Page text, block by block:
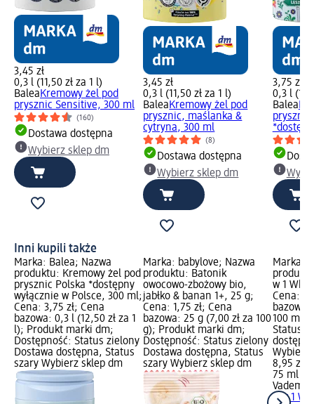
3,45 zł
0,3 l (11,50 zł za 1 l)
BaleaKremowy żel pod
prysznic Sensitive, 300 ml
(160)
Dostawa dostępna
Wybierz sklep dm
3,45 zł
0,3 l (11,50 zł za 1 l)
BaleaKremowy żel pod
prysznic, maślanka &
cytryna, 300 ml
(8)
Dostawa dostępna
Wybierz sklep dm
3,75 zł
0,3 l
Balea
prysznic
Inni kupili także
Marka: Balea; Nazwa
produktu: Kremowy żel pod
prysznic Polska *dostępny
wyłącznie w Polsce, 300 ml;
Cena: 3,75 zł; Cena
bazowa: 0,3 l (12,50 zł za 1
l); Produkt marki dm;
Dostępność: Status zielony
Dostawa dostępna, Status
szary Wybierz sklep dm
Marka: babylove; Nazwa
produktu: Batonik
owocowo-zbożowy bio,
jabłko & banan 1+, 25 g;
Cena: 1,75 zł; Cena
bazowa: 25 g (7,00 zł za 100
g); Produkt marki dm;
Dostępność: Status zielony
Dostawa dostępna, Status
szary Wybierz sklep dm
Marka:
w 1
Cena:
bazowa:
100 ml);
Status
Wybierz
8,95 zł
75 ml
2 w 1